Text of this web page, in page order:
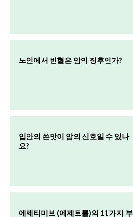
노인에서 빈혈은 암의 징후인가?
입안의 쓴맛이 암의 신호일 수 있나
요?
에제티미브 (에제트롤)의 11가지 부